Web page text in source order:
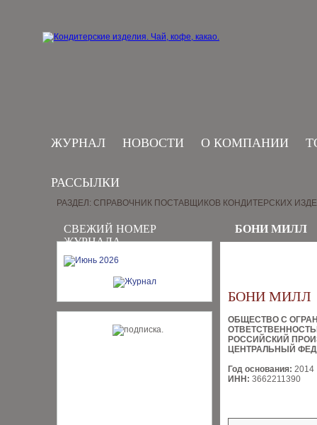
ЖУРНАЛ НОВОСТИ О КОМПАНИИ
РАССЫЛКИ
СВЕЖИЙ НОМЕР
ЖУРНАЛА
РАЗДЕЛ: СПРАВОЧНИК ПОСТАВЩИКОВ КОНДИТЕРСКИХ
БОНИ МИЛЛ
БОНИ МИЛЛ
ОБЩЕСТВО С
РОССИЙСКИЙ
ЦЕНТРАЛЬНЫЙ
Год основания: 2014
ИНН: 3662211390